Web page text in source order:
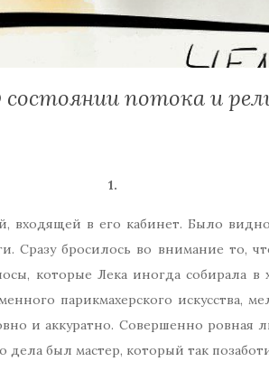
состоянии потока и
1.
в его кабинет. Было
Сразу бросилось во внимание то,
которые Лека иногда собирала в
парикмахерского искусства,
и аккуратно. Совершенно ровная
был мастер, который так